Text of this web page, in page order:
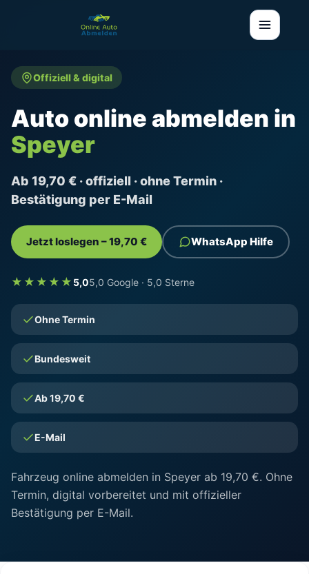
Offiziell & digital
Auto online abmelden in
Speyer
Ab 19,70 € · offiziell · ohne Termin ·
Bestätigung per E-Mail
Jetzt loslegen – 19,70 € WhatsApp Hilfe
★★★★★ 5,05,0 Google · 5,0 Sterne
Ohne Termin
Bundesweit
Ab 19,70 €
E-Mail
Fahrzeug online abmelden in Speyer ab 19,70 €. Ohne
Termin, digital vorbereitet und mit offizieller
Bestätigung per E-Mail.